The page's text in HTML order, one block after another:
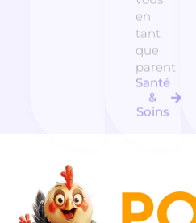
en
tant
que
parent.
Santé
&
Soins